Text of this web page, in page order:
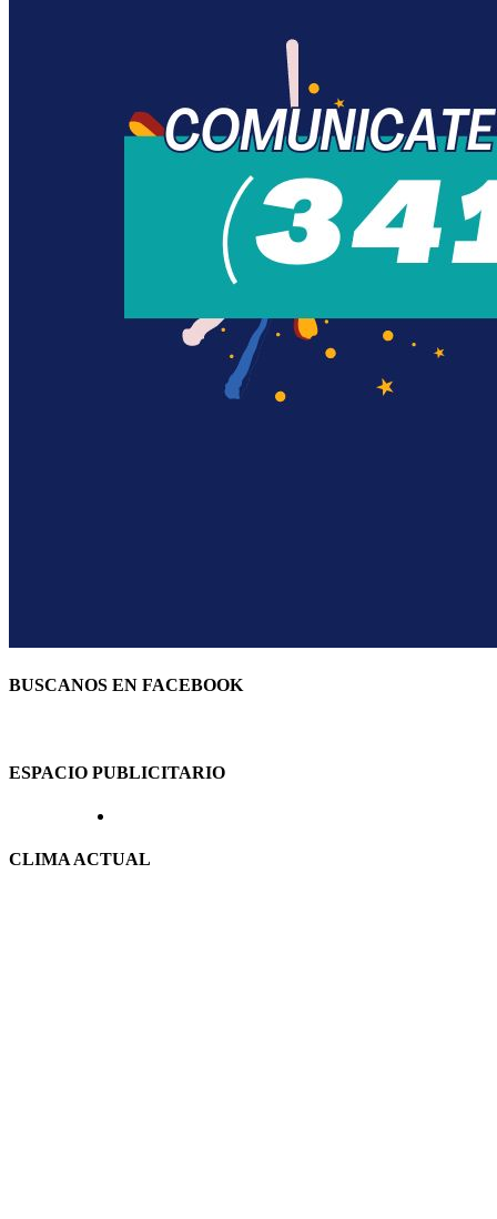
BUSCANOS EN FACEBOOK
ESPACIO PUBLICITARIO
CLIMA ACTUAL